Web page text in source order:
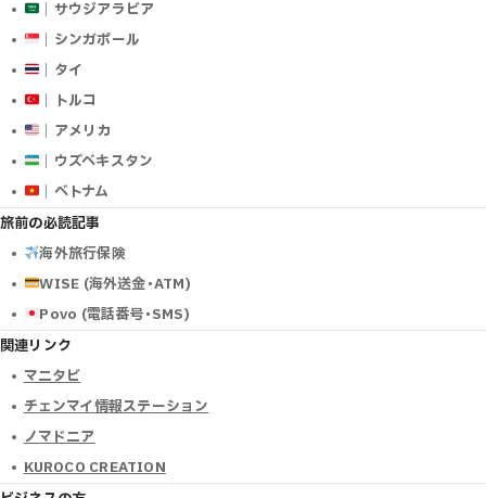
｜サウジアラビア
｜シンガポール
｜タイ
｜トルコ
｜アメリカ
｜ウズベキスタン
｜ベトナム
旅前の必読記事
海外旅行保険
WISE (海外送金･ATM)
Povo (電話番号･SMS)
関連リンク
マニタビ
チェンマイ情報ステーション
ノマドニア
KUROCO CREATION